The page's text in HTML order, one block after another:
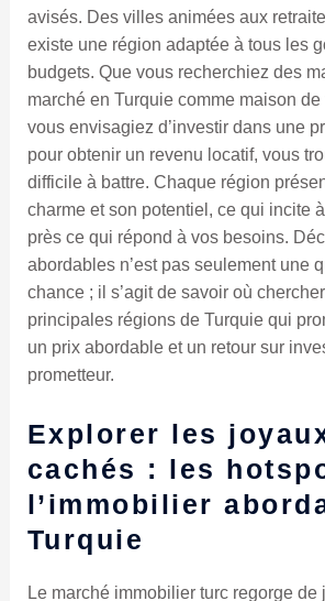
avisés. Des villes animées aux
existe une région adaptée à tous les
budgets. Que vous recherchiez des
marché en Turquie comme maison
vous envisagiez d’investir dans une
pour obtenir un revenu locatif, vous
difficile à battre. Chaque région
charme et son potentiel, ce qui incite
près ce qui répond à vos besoins.
abordables n’est pas seulement une
chance ; il s’agit de savoir où
principales régions de Turquie qui
un prix abordable et un retour sur
prometteur.
Explorer les
cachés : les
l’immobilier
Turquie
Le marché immobilier turc regorge de